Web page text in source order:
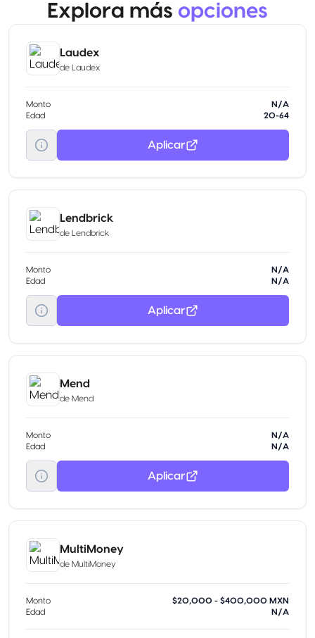
Explora más opciones
Laudex
de Laudex
Monto
N/A
Edad
20-64
Aplicar
Lendbrick
de Lendbrick
Monto
N/A
Edad
N/A
Aplicar
Mend
de Mend
Monto
N/A
Edad
N/A
Aplicar
MultiMoney
de MultiMoney
Monto
$20,000 - $400,000 MXN
Edad
N/A